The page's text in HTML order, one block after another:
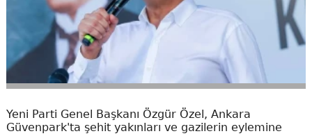
Yeni Parti Genel Başkanı Özgür Özel, Ankara
Güvenpark'ta şehit yakınları ve gazilerin eylemine